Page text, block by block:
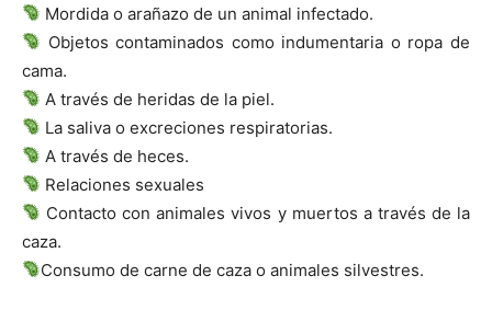
Mordida o arañazo de un animal infectado.
Objetos contaminados como indumentaria o ropa de
cama.
A través de heridas de la piel.
La saliva o excreciones respiratorias.
A través de heces.
Relaciones sexuales
Contacto con animales vivos y muertos a través de la
caza.
Consumo de carne de caza o animales silvestres.